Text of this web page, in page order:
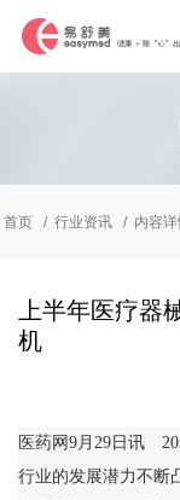
首页 行业资讯 内容
上半年医疗器
机
医药网9月29日讯
行业的发展潜力不断